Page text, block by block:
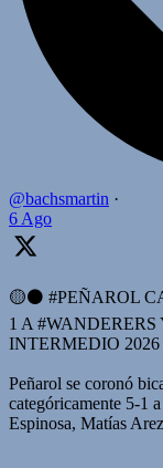
@bachsmartin ·
6 Ago
🟡⚫️ #PEÑAROL
1 A
INTERMEDIO 2026
Peñarol se coronó
categóricamente 5-1
Espinosa, Matías